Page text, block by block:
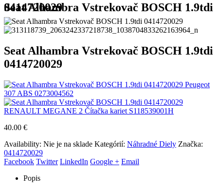
Seat Alhambra Vstrekovač BOSCH 1.9tdi 0414720029
Seat Alhambra Vstrekovač BOSCH 1.9tdi
0414720029
Peugeot
307 ABS 0273004562
RENAULT MEGANE 2 Čítačka kariet S118539001H
40.00 €
Availability: Nie je na sklade Kategórií: Náhradné Diely Značka:
0414720029
Facebook Twitter LinkedIn Google + Email
Popis